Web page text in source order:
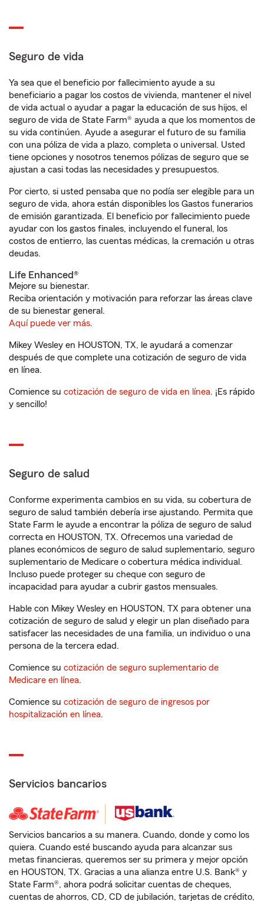
Seguro de vida
Ya sea que el beneficio por fallecimiento ayude a su
beneficiario a pagar los costos de vivienda, mantener el nivel
de vida actual o ayudar a pagar la educación de sus hijos, el
seguro de vida de State Farm® ayuda a que los momentos de
su vida continúen. Ayude a asegurar el futuro de su familia
con una póliza de vida a plazo, completa o universal. Usted
tiene opciones y nosotros tenemos pólizas de seguro que se
ajustan a casi todas las necesidades y presupuestos.
Por cierto, si usted pensaba que no podía ser elegible para un
seguro de vida, ahora están disponibles los Gastos funerarios
de emisión garantizada. El beneficio por fallecimiento puede
ayudar con los gastos finales, incluyendo el funeral, los
costos de entierro, las cuentas médicas, la cremación u otras
deudas.
Life Enhanced®
Mejore su bienestar.
Reciba orientación y motivación para reforzar las áreas clave
de su bienestar general.
Aquí puede ver más.
Mikey Wesley en HOUSTON, TX, le ayudará a comenzar
después de que complete una cotización de seguro de vida
en línea.
Comience su cotización de seguro de vida en línea. ¡Es rápido
y sencillo!
Seguro de salud
Conforme experimenta cambios en su vida, su cobertura de
seguro de salud también debería irse ajustando. Permita que
State Farm le ayude a encontrar la póliza de seguro de salud
correcta en HOUSTON, TX. Ofrecemos una variedad de
planes económicos de seguro de salud suplementario, seguro
suplementario de Medicare o cobertura médica individual.
Incluso puede proteger su cheque con seguro de
incapacidad para ayudar a cubrir gastos mensuales.
Hable con Mikey Wesley en HOUSTON, TX para obtener una
cotización de seguro de salud y elegir un plan diseñado para
satisfacer las necesidades de una familia, un individuo o una
persona de la tercera edad.
Comience su cotización de seguro suplementario de
Medicare en línea.
Comience su cotización de seguro de ingresos por
hospitalización en línea.
Servicios bancarios
Servicios bancarios a su manera. Cuando, donde y como los
quiera. Cuando esté buscando ayuda para alcanzar sus
metas financieras, queremos ser su primera y mejor opción
en HOUSTON, TX. Gracias a una alianza entre U.S. Bank® y
State Farm®, ahora podrá solicitar cuentas de cheques,
cuentas de ahorros, CD, CD de jubilación, tarjetas de crédito,